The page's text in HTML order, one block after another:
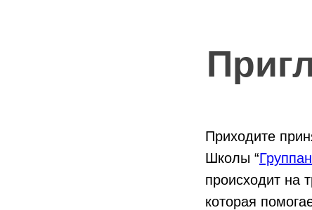
Приходите
Школы “
происходит на
которая